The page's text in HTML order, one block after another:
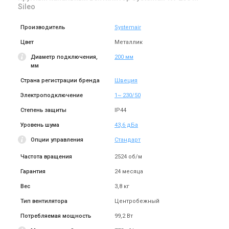
Швеция
Канальный вентилятор
7 220 грн11 107 грн
Купить
Швеция
Канальный вентилятор
8 328 грн
Купить
В наличии
Акция
Sileo
Производитель Systemair
Цвет Металлик
Диаметр подключения,
мм
200 мм
Страна регистрации бренда Швеция
Электроподключение 1~ 230/50
Степень защиты IP44
Уровень шума 43,6 дБа
Опции управления Стандарт
Частота вращения 2524 об/м
Гарантия 24 месяца
Вес 3,8 кг
Тип вентилятора Центробежный
Потребляемая мощность 99,2 Вт